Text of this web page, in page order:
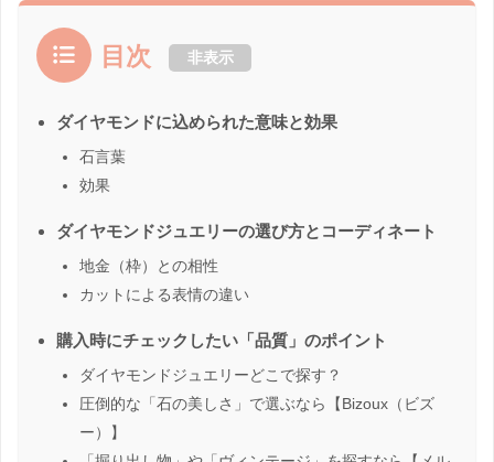
目次 非表示
ダイヤモンドに込められた意味と効果
石言葉
効果
ダイヤモンドジュエリーの選び方とコーディネート
地金（枠）との相性
カットによる表情の違い
購入時にチェックしたい「品質」のポイント
ダイヤモンドジュエリーどこで探す？
圧倒的な「石の美しさ」で選ぶなら【Bizoux（ビズ
ー）】